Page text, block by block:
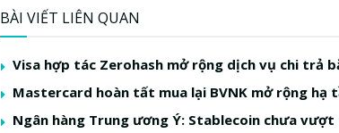
BÀI VIẾT LIÊN QUAN
Visa hợp tác Zerohash mở rộng dịch vụ chi trả
Mastercard hoàn tất mua lại BVNK mở rộng hạ
Ngân hàng Trung ương Ý: Stablecoin chưa